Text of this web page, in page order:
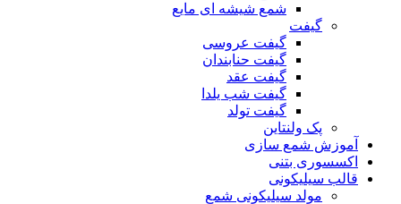
شمع شیشه ای مایع
گیفت
گیفت عروسی
گیفت حنابندان
گیفت عقد
گیفت شب یلدا
گیفت تولد
پک ولنتاین
آموزش شمع سازی
اکسسوری بتنی
قالب سیلیکونی
مولد سیلیکونی شمع